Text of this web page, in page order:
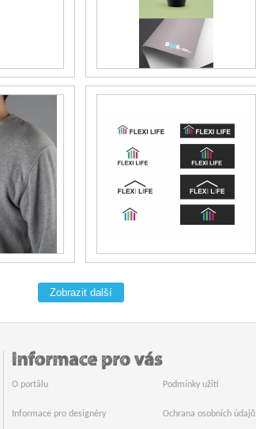
Zobrazit další
O portálu
Informace pro designéry
Podmínky užití
Ochrana osobních údajů